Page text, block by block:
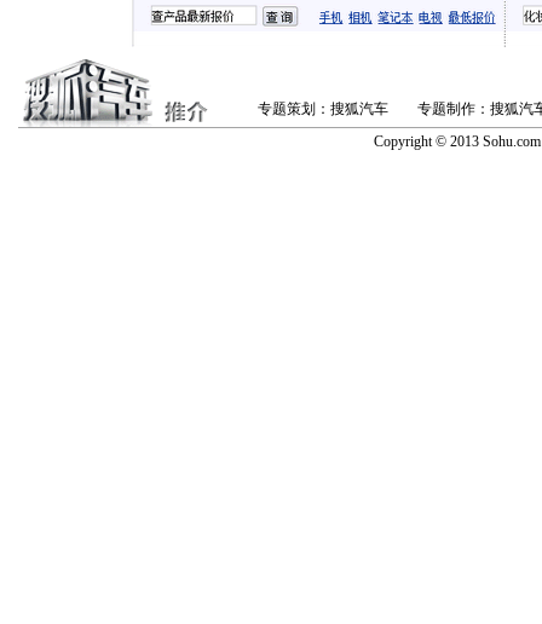
专题策划：搜狐汽车 专题制作：搜狐
Copyright © 2013